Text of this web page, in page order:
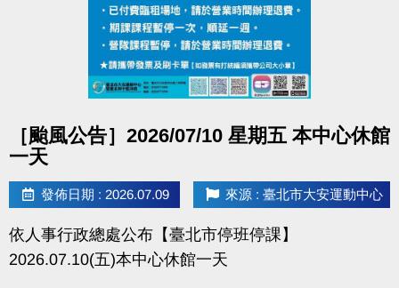
［颱風公告］2026/07/10 星期五 本中心休館
一天
發佈日期 : 2026.07.09 來源 : 臺北市大安運動中心
依人事行政總處公布【臺北市停班停課】
2026.07.10(五)本中心休館一天